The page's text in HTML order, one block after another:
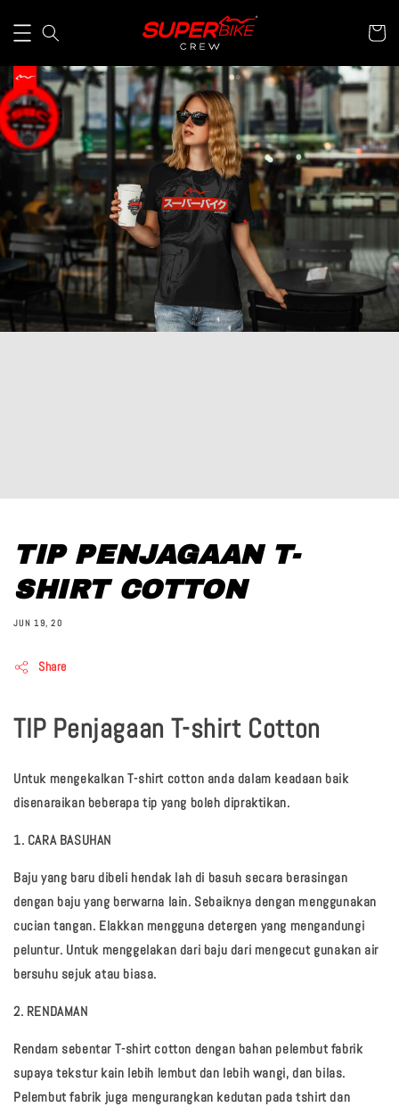
TIP PENJAGAAN T-
SHIRT COTTON
JUN 19, 20
Share
TIP Penjagaan T-shirt Cotton
Untuk mengekalkan T-shirt cotton anda dalam keadaan baik
disenaraikan beberapa tip yang boleh dipraktikan.
1. CARA BASUHAN
Baju yang baru dibeli hendak lah di basuh secara berasingan
dengan baju yang berwarna lain. Sebaiknya dengan menggunakan
cucian tangan. Elakkan mengguna detergen yang mengandungi
peluntur. Untuk menggelakan dari baju dari mengecut gunakan air
bersuhu sejuk atau biasa.
2. RENDAMAN
Rendam sebentar T-shirt cotton dengan bahan pelembut fabrik
supaya tekstur kain lebih lembut dan lebih wangi, dan bilas.
Pelembut fabrik juga mengurangkan kedutan pada tshirt dan